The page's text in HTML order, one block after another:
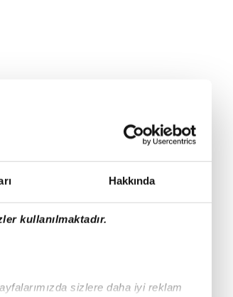
Hakkında
kullanılmaktadır.
sizlere daha iyi reklam